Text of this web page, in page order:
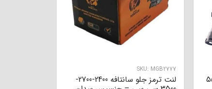
1
530 – 550
SKU: MGB2777
لنت ترمز جلو سانتافه 2400-2700-